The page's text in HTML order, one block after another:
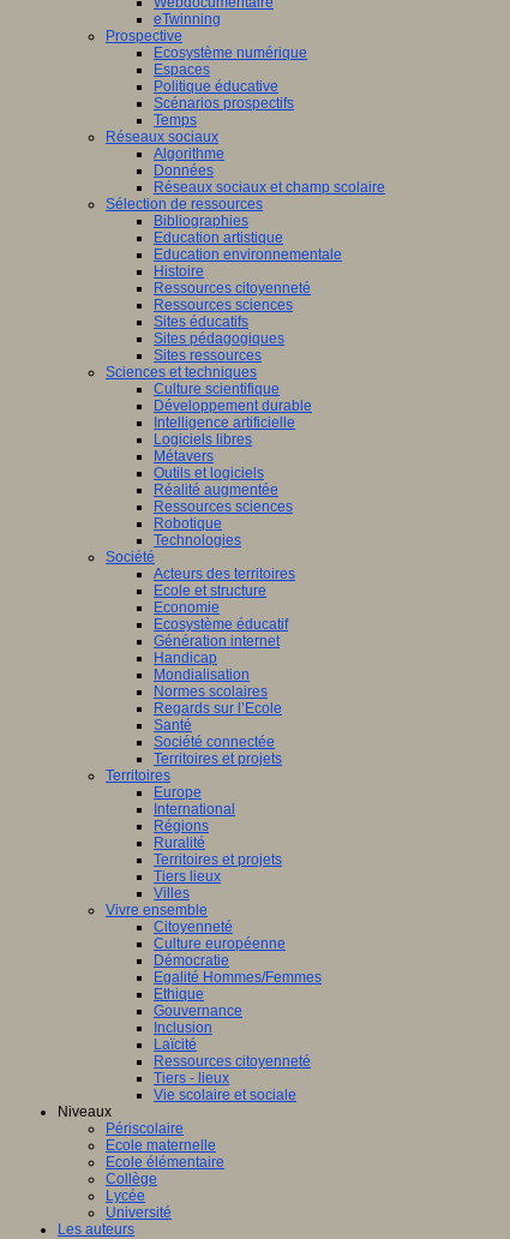
eTwinning
Prospective
Ecosystème numérique
Espaces
Politique éducative
Scénarios prospectifs
Temps
Réseaux sociaux
Algorithme
Données
Réseaux sociaux et champ scolaire
Sélection de ressources
Bibliographies
Education artistique
Education environnementale
Histoire
Ressources citoyenneté
Ressources sciences
Sites éducatifs
Sites pédagogiques
Sites ressources
Sciences et techniques
Culture scientifique
Développement durable
Intelligence artificielle
Logiciels libres
Métavers
Outils et logiciels
Réalité augmentée
Ressources sciences
Robotique
Technologies
Société
Acteurs des territoires
Ecole et structure
Economie
Ecosystème éducatif
Génération internet
Handicap
Mondialisation
Normes scolaires
Regards sur l’Ecole
Santé
Société connectée
Territoires et projets
Territoires
Europe
International
Régions
Ruralité
Territoires et projets
Tiers lieux
Villes
Vivre ensemble
Citoyenneté
Culture européenne
Démocratie
Egalité Hommes/Femmes
Ethique
Gouvernance
Inclusion
Laïcité
Ressources citoyenneté
Tiers - lieux
Vie scolaire et sociale
Niveaux
Périscolaire
Ecole maternelle
Ecole élémentaire
Collège
Lycée
Université
Les auteurs